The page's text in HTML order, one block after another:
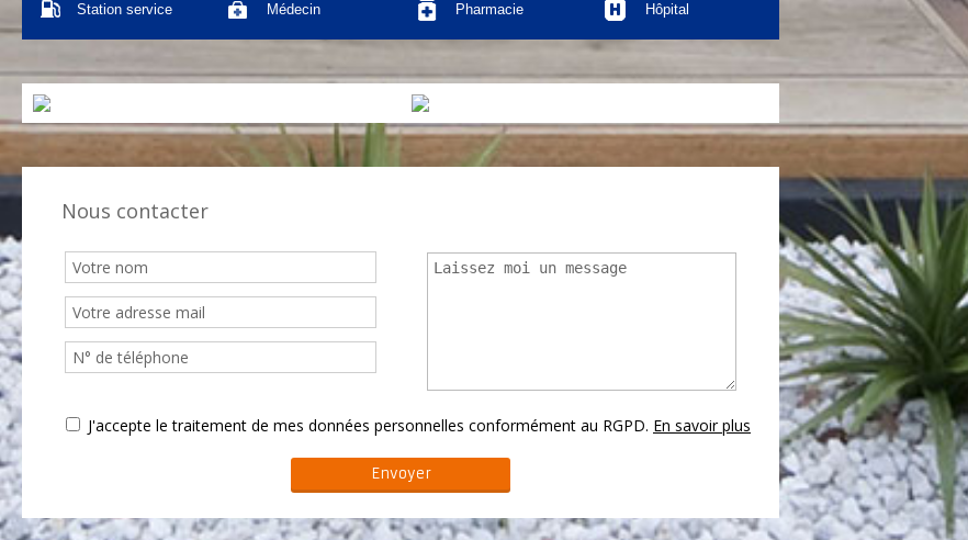
Station service Médecin Pharmacie Hôpital
Nous contacter
J'accepte le traitement de mes données personnelles conformément au RGPD. En savoir plus